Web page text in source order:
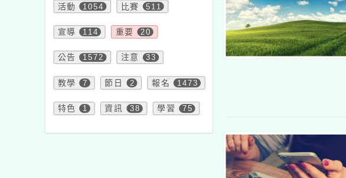
活動 1054 比賽 511
宣導 114 重要 20
公告 1572 注意 33
教學 7 節日 2 報名 1473
特色 1 資訊 38 學習 75